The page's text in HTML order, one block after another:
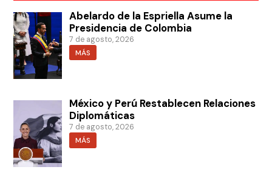
Abelardo de la Espriella Asume la
Presidencia de Colombia
7 de agosto, 2026
MÁS
México y Perú Restablecen Relaciones
Diplomáticas
7 de agosto, 2026
MÁS